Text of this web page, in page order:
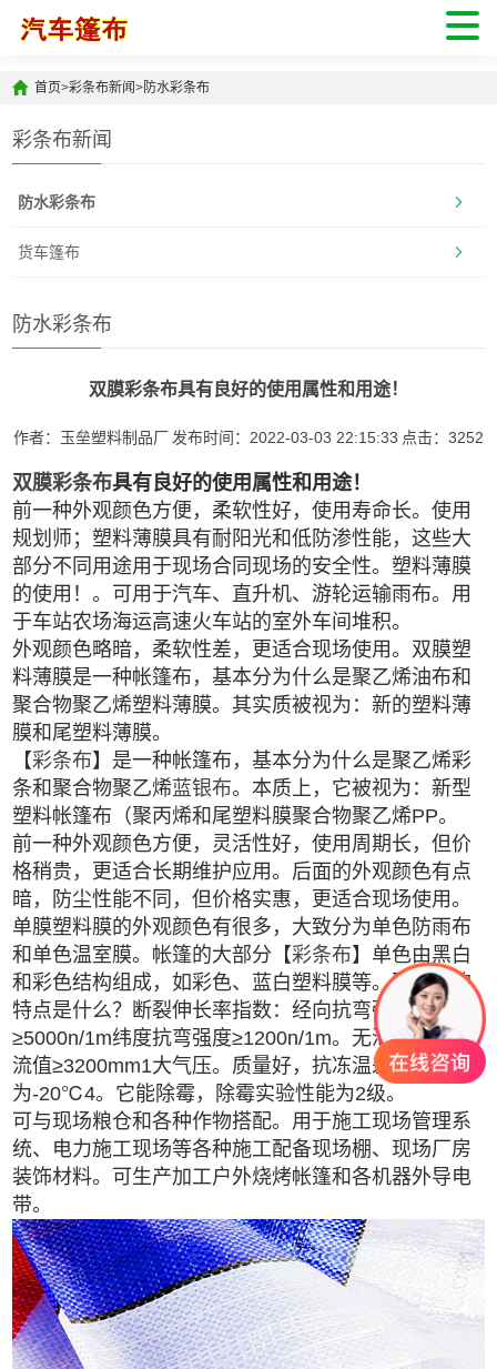
首页>彩条布新闻>防水彩条布
彩条布新闻
防水彩条布
货车篷布
防水彩条布
双膜彩条布具有良好的使用属性和用途！
作者：玉垒塑料制品厂 发布时间：2022-03-03 22:15:33 点击： 3252
双膜彩条布具有良好的使用属性和用途！
前一种外观颜色方便，柔软性好，使用寿命长。使用
规划师；塑料薄膜具有耐阳光和低防渗性能，这些大
部分不同用途用于现场合同现场的安全性。塑料薄膜
的使用！。可用于汽车、直升机、游轮运输雨布。用
于车站农场海运高速火车站的室外车间堆积。
外观颜色略暗，柔软性差，更适合现场使用。双膜塑
料薄膜是一种帐篷布，基本分为什么是聚乙烯油布和
聚合物聚乙烯塑料薄膜。其实质被视为：新的塑料薄
膜和尾塑料薄膜。
【彩条布】是一种帐篷布，基本分为什么是聚乙烯彩
条和聚合物聚乙烯蓝银布。本质上，它被视为：新型
塑料帐篷布（聚丙烯和尾塑料膜聚合物聚乙烯PP。
前一种外观颜色方便，灵活性好，使用周期长，但价
格稍贵，更适合长期维护应用。后面的外观颜色有点
暗，防尘性能不同，但价格实惠，更适合现场使用。
单膜塑料膜的外观颜色有很多，大致分为单色防雨布
和单色温室膜。帐篷的大部分【彩条布】单色由黑白
和彩色结构组成，如彩色、蓝白塑料膜等。聚乙烯的
特点是什么？断裂伸长率指数：经向抗弯强度
≥5000n/1m纬度抗弯强度≥1200n/1m。无泄漏，耐水
流值≥3200mm1大气压。质量好，抗冻温差
为-20℃4。它能除霉，除霉实验性能为2级。
可与现场粮仓和各种作物搭配。用于施工现场管理系
统、电力施工现场等各种施工配备现场棚、现场厂房
装饰材料。可生产加工户外烧烤帐篷和各机器外导电
带。